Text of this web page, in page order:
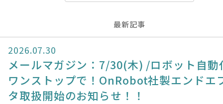
最新記事
2026.07.30
メールマガジン：7/30(木) /ロボット自動
ワンストップで！OnRobot社製エンドエ
タ取扱開始のお知らせ！！